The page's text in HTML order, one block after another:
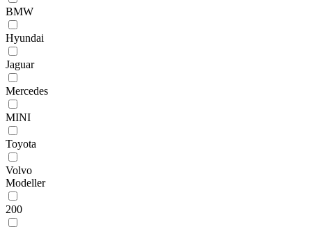
BMW
Hyundai
Jaguar
Mercedes
MINI
Toyota
Volvo
Modeller
200